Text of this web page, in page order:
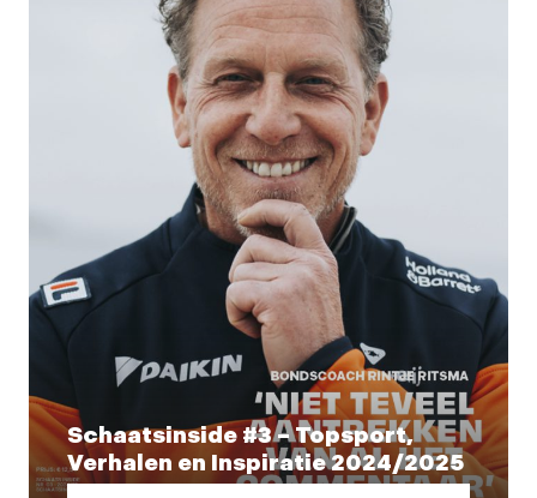
Schaatsinside #3 – Topsport,
Verhalen en Inspiratie 2024/2025